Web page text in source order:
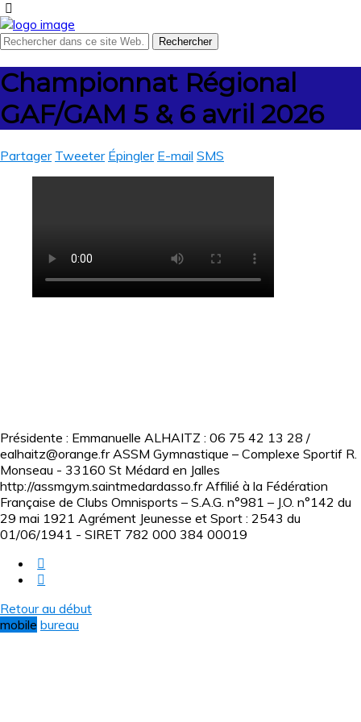
Championnat Régional
GAF/GAM 5 & 6 avril 2026
Partager Tweeter Épingler E-mail SMS
Présidente : Emmanuelle ALHAITZ : 06 75 42 13 28 /
ealhaitz@orange.fr ASSM Gymnastique – Complexe Sportif R.
Monseau - 33160 St Médard en Jalles
http://assmgym.saintmedardasso.fr Affilié à la Fédération
Française de Clubs Omnisports – S.A.G. n°981 – J.O. n°142 du
29 mai 1921 Agrément Jeunesse et Sport : 2543 du
01/06/1941 - SIRET 782 000 384 00019
Retour au début
mobile bureau